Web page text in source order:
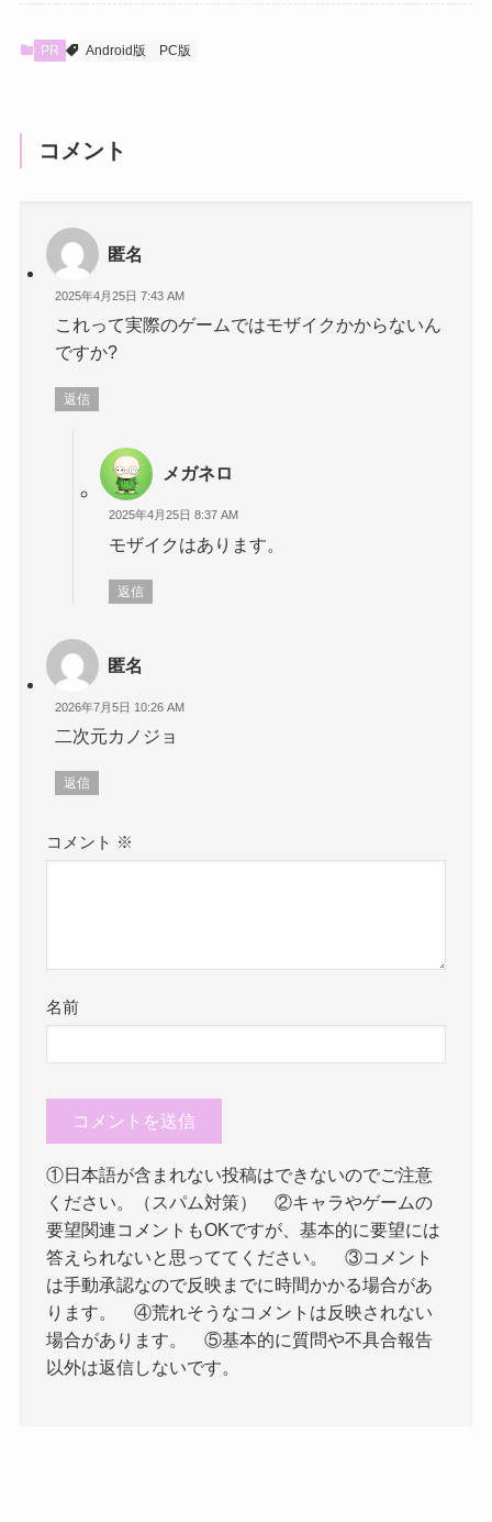
PR Android版 PC版
コメント
匿名
2025年4月25日 7:43 AM
これって実際のゲームではモザイクかからないん
ですか?
返信
メガネロ
2025年4月25日 8:37 AM
モザイクはあります。
返信
匿名
2026年7月5日 10:26 AM
二次元カノジョ
返信
コメント ※
名前
①日本語が含まれない投稿はできないのでご注意
ください。（スパム対策） ②キャラやゲームの
要望関連コメントもOKですが、基本的に要望には
答えられないと思っててください。 ③コメント
は手動承認なので反映までに時間かかる場合があ
ります。 ④荒れそうなコメントは反映されない
場合があります。 ⑤基本的に質問や不具合報告
以外は返信しないです。